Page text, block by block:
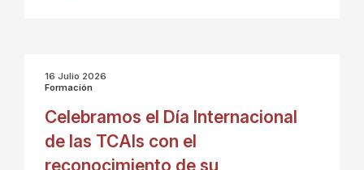
16 Julio 2026
Formación
Celebramos el Día Internacional
de las TCAIs con el
reconocimiento de su